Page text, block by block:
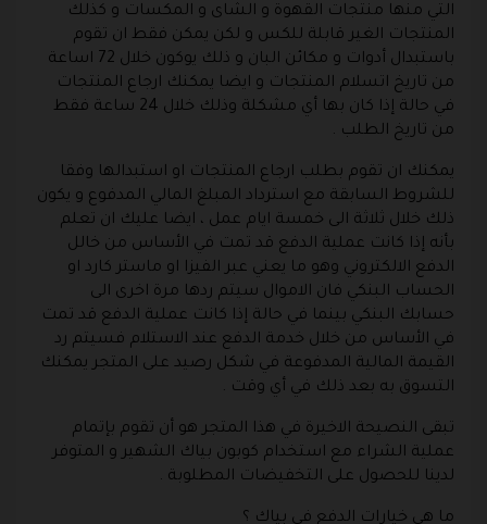
التي منها منتجات القهوة و الشاى و المكسات و كذلك
المنتجات الغير قابلة للكس و لكن يمكن فقط ان تقوم
باستبدال أدوات و مكائن البان و ذلك يوكون خلال 72 اساعة
من تاريخ اتسلام المنتجات و ايضا يمكنك ارجاع المنتجات
في حالة إذا كان بها أي مشكلة وذلك خلال 24 ساعة فقط
من تاريخ الطلب .
يمكنك ان تقوم بطلب ارجاع المنتجات او استبدالها وفقا
للشروط السابقة مع استرداد المبلغ المالي المدفوع و يكون
ذلك خلال ثلاثة الى خمسة ايام عمل ، ايضا عليك ان تعلم
بأنه إذا كانت عملية الدفع قد تمت في الأساس من خالل
الدفع الالكتروني وهو ما يعني عبر الفيزا او ماستر كارد او
الحساب البنكي فان الاموال سيتم ردها مرة اخرى الى
حسابك البنكي بينما في حالة إذا كانت عملية الدفع قد تمت
في الأساس من خلال خدمة الدفع عند الاستلام فسيتم رد
القيمة المالية المدفوعة في شكل رصيد على المتجر يمكنك
التسوق به بعد ذلك في أي وقت .
تبقى النصيحة الاخيرة في هذا المتجر هو أن تقوم بإتمام
عملية الشراء مع استخدام كوبون بياك الشهير و المتوفر
لدينا للحصول على التخفيضات المطلوبة .
ما هي خيارات الدفع في بياك ؟